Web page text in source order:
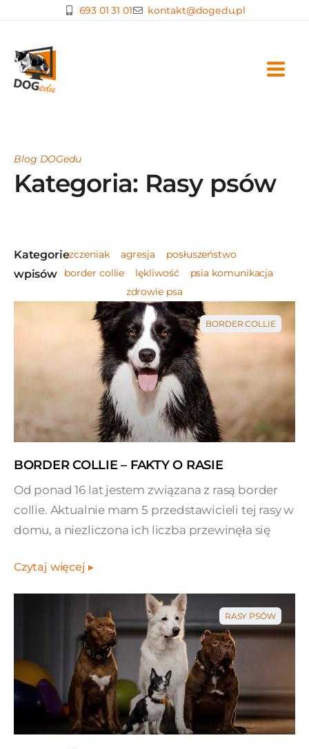
treści
693 01 31 01 kontakt@dogedu.pl
Blog DOGedu
Kategoria: Rasy psów
Kategorie
wpisów
szczeniak agresja
posłuszeństwo
border collie
lękliwość
psia komunikacja
zdrowie psa
BORDER COLLIE
BORDER COLLIE – FAKTY O RASIE
Od ponad 16 lat jestem związana z rasą border
collie. Aktualnie mam 5 przedstawicieli tej rasy w
domu, a niezliczona ich liczba przewinęła się
Czytaj więcej ▸
RASY PSÓW